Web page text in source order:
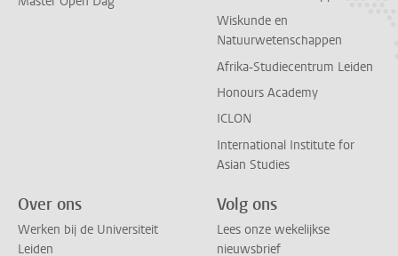
Wiskunde en
Natuurwetenschappen
Afrika-Studiecentrum Leiden
Honours Academy
ICLON
International Institute for
Asian Studies
Over ons
Werken bij de Universiteit
Leiden
Volg ons
Lees onze wekelijkse
nieuwsbrief